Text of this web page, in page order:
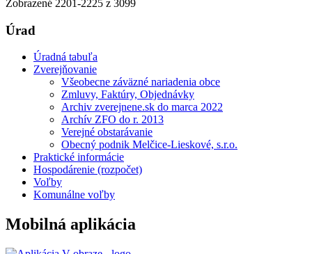
Zobrazené 2201-2225 z 3099
Úrad
Úradná tabuľa
Zverejňovanie
Všeobecne záväzné nariadenia obce
Zmluvy, Faktúry, Objednávky
Archiv zverejnene.sk do marca 2022
Archív ZFO do r. 2013
Verejné obstarávanie
Obecný podnik Melčice-Lieskové, s.r.o.
Praktické informácie
Hospodárenie (rozpočet)
Voľby
Komunálne voľby
Mobilná aplikácia